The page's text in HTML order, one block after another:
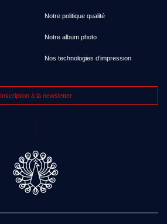
Notre politique qualité
Notre album photo
Nos technologies d’impression
Inscription à la newsletter